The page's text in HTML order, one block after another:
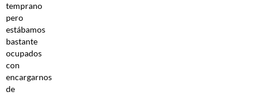
temprano
pero
estábamos
bastante
ocupados
con
encargarnos
de